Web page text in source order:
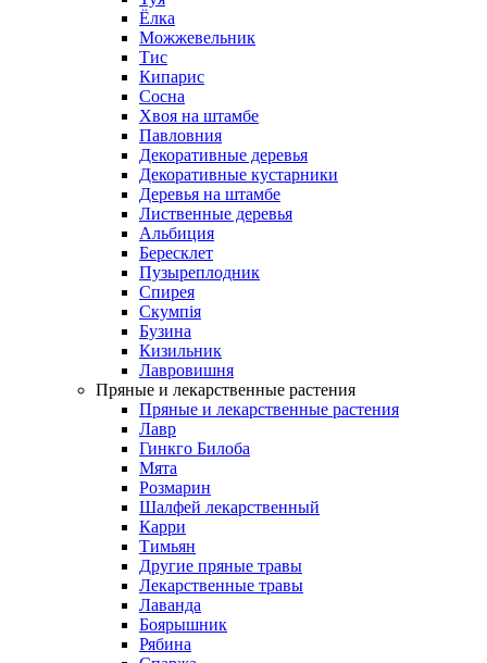
Ёлка
Можжевельник
Тис
Кипарис
Сосна
Хвоя на штамбе
Павловния
Декоративные деревья
Декоративные кустарники
Деревья на штамбе
Лиственные деревья
Альбиция
Бересклет
Пузыреплодник
Спирея
Скумпія
Бузина
Кизильник
Лавровишня
Пряные и лекарственные растения
Пряные и лекарственные растения
Лавр
Гинкго Билоба
Мята
Розмарин
Шалфей лекарственный
Карри
Тимьян
Другие пряные травы
Лекарственные травы
Лаванда
Боярышник
Рябина